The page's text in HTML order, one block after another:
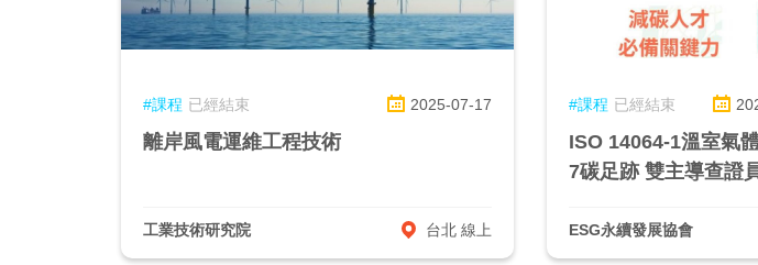
#課程 已經結束 2025-07-17
離岸風電運維工程技術
工業技術研究院 台北 線上
#課程 已經結束
ISO 14064-1溫室氣
7碳足跡 雙主導查證
ESG永續發展協會